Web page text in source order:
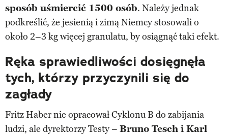
sposób uśmiercić 1500 osób. Należy jednak
podkreślić, że jesienią i zimą Niemcy stosowali o
około 2–3 kg więcej granulatu, by osiągnąć taki efekt.
Ręka sprawiedliwości dosięgnęła
tych, którzy przyczynili się do
zagłady
Fritz Haber nie opracował Cyklonu B do zabijania
ludzi, ale dyrektorzy Testy – Bruno Tesch i Karl